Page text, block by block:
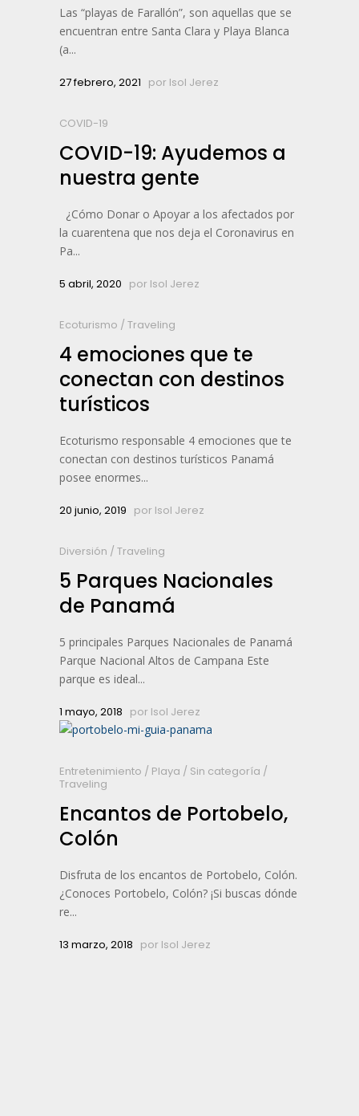
Las “playas de Farallón”, son aquellas que se
encuentran entre Santa Clara y Playa Blanca
(a...
27 febrero, 2021 por Isol Jerez
COVID-19
COVID-19: Ayudemos a
nuestra gente
¿Cómo Donar o Apoyar a los afectados por
la cuarentena que nos deja el Coronavirus en
Pa...
5 abril, 2020 por Isol Jerez
Ecoturismo / Traveling
4 emociones que te
conectan con destinos
turísticos
Ecoturismo responsable 4 emociones que te
conectan con destinos turísticos Panamá
posee enormes...
20 junio, 2019 por Isol Jerez
Diversión / Traveling
5 Parques Nacionales
de Panamá
5 principales Parques Nacionales de Panamá
Parque Nacional Altos de Campana Este
parque es ideal...
1 mayo, 2018 por Isol Jerez
Entretenimiento / Playa / Sin categoría /
Traveling
Encantos de Portobelo,
Colón
Disfruta de los encantos de Portobelo, Colón.
¿Conoces Portobelo, Colón? ¡Si buscas dónde
re...
13 marzo, 2018 por Isol Jerez